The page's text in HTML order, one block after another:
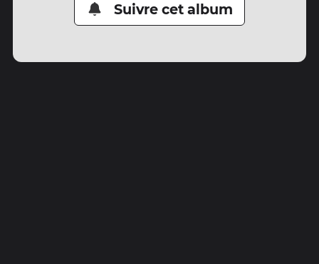
Suivre cet album